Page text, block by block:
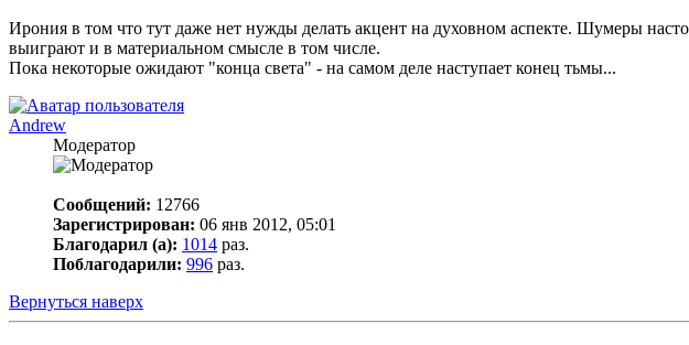
Ирония в том что тут даже нет нужды делать акцент на духовном аспекте. Шумеры
выиграют и в материальном смысле в том числе.
Пока некоторые ожидают "конца света" - на самом деле наступает конец тьмы...
Andrew
Модератор
Сообщений: 12766
Зарегистрирован: 06 янв 2012, 05:01
Благодарил (а): 1014 раз.
Поблагодарили: 996 раз.
Вернуться наверх